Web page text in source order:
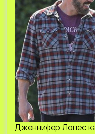
Дженнифер Лопес